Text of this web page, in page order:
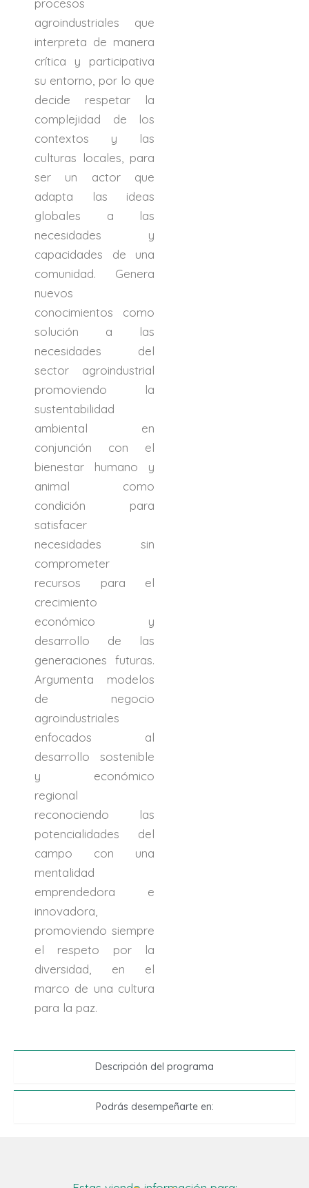
Descripción del programa
Podrás desempeñarte en:
agroindustriales que
interpreta de manera
crítica y participativa
su entorno, por lo que
decide respetar la
complejidad de los
contextos y las
culturas locales, para
ser un actor que
adapta las ideas
globales a las
necesidades y
capacidades de una
comunidad. Genera
nuevos
conocimientos como
solución a las
necesidades del
sector agroindustrial
promoviendo la
sustentabilidad
ambiental en
conjunción con el
bienestar humano y
animal como
condición para
satisfacer
necesidades sin
comprometer
recursos para el
crecimiento
económico y
desarrollo de las
generaciones futuras.
Argumenta modelos
de negocio
agroindustriales
enfocados al
desarrollo sostenible
y económico
regional
reconociendo las
potencialidades del
campo con una
mentalidad
emprendedora e
innovadora,
promoviendo siempre
el respeto por la
diversidad, en el
marco de una cultura
para la paz.